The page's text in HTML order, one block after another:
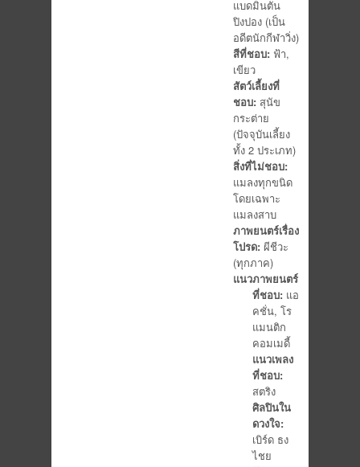
แบดมินตัน
ปิงปอง (เป็น
อดีตนักกีฬาวิ่ง)
สีที่ชอบ: ฟ้า,
เขียว
สัตว์เลี้ยงที่
ชอบ: สุนัข
กระต่าย
(ปัจจุบันเลี้ยง
ทั้ง 2 ประเภท)
สิ่งที่ไม่ชอบ:
แมลงทุกขนิด
โดยเฉพาะ
แมลงสาบ
ภาพยนตร์เรื่อง
โปรด: ผีชีวะ
(ทุกภาค)
แนวภาพยนตร์
ที่ชอบ: แอ
คชั่น, โร
แมนติก
คอมเมดี้
แนวเพลง
ที่ชอบ:
สตริง
ศิลปินใน
ดวงใจ:
เบิร์ด ธง
ไชย